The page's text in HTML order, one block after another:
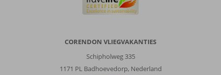
CORENDON VLIEGVAKANTIES
Schipholweg 335
1171 PL Badhoevedorp, Nederland